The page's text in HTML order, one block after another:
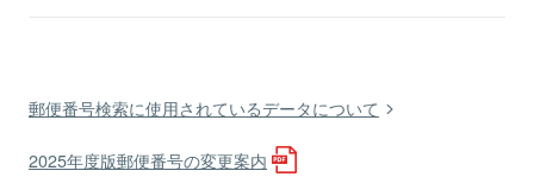
郵便番号検索に使用されているデータについて
2025年度版郵便番号の変更案内